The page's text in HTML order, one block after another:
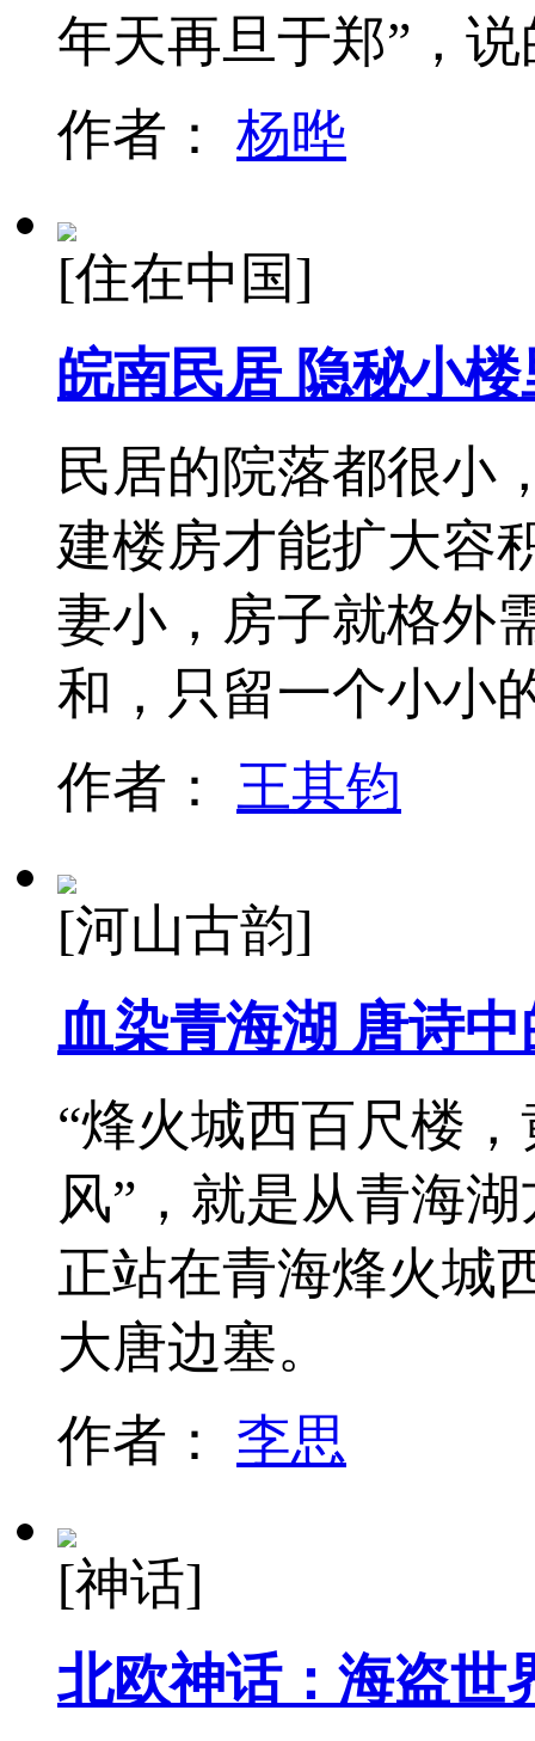
年天再旦于郑”，
作者： 杨晔
[住在中国]
皖南民居 隐秘小
民居的院落都很小
建楼房才能扩大容
妻小，房子就格外
和，只留一个小
作者： 王其钧
[河山古韵]
血染青海湖 唐诗
“烽火城西百尺楼
风”，就是从青海
正站在青海烽火
大唐边塞。
作者： 李思
[神话]
北欧神话：海盗世